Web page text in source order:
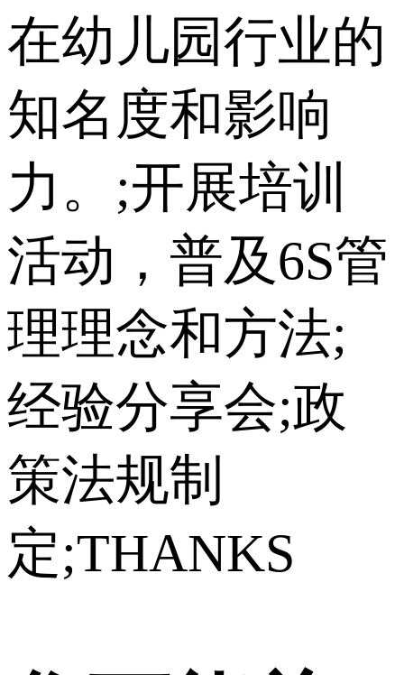
在幼儿园行业的
知名度和影响
力。;开展培训
活动，普及6S管
理理念和方法;
经验分享会;政
策法规制
定;THANKS